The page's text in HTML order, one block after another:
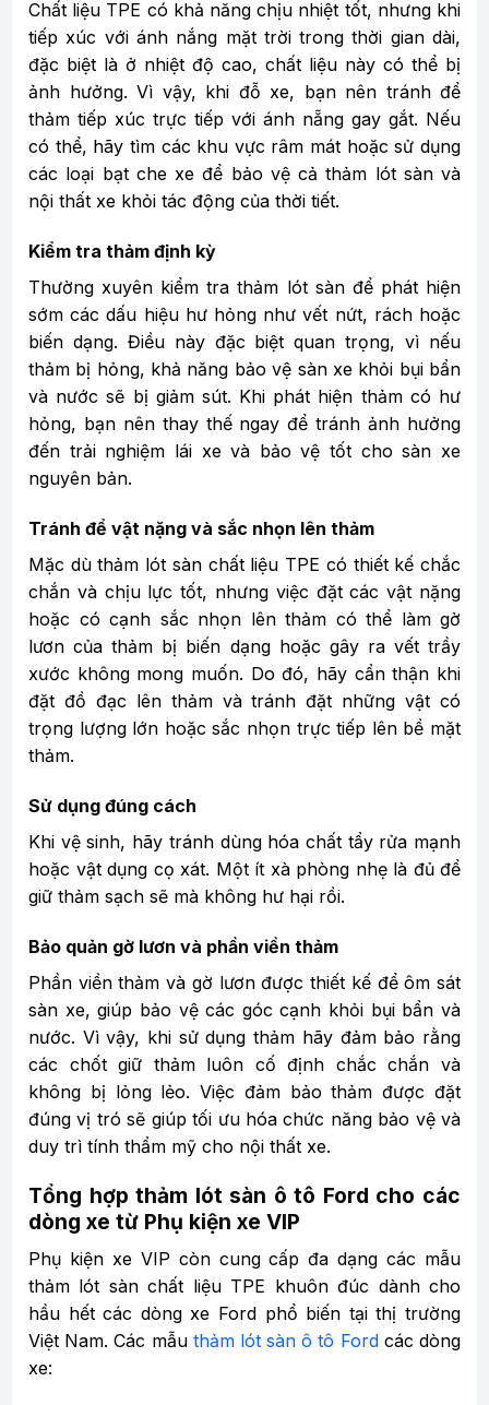
Chất liệu TPE có khả năng chịu nhiệt tốt, nhưng khi
tiếp xúc với ánh nắng mặt trời trong thời gian dài,
đặc biệt là ở nhiệt độ cao, chất liệu này có thể bị
ảnh hưởng. Vì vậy, khi đỗ xe, bạn nên tránh để
thảm tiếp xúc trực tiếp với ánh nẵng gay gắt. Nếu
có thể, hãy tìm các khu vực râm mát hoặc sử dụng
các loại bạt che xe để bảo vệ cả thảm lót sàn và
nội thất xe khỏi tác động của thời tiết.
Kiểm tra thảm định kỳ
Thường xuyên kiểm tra thảm lót sàn để phát hiện
sớm các dấu hiệu hư hỏng như vết nứt, rách hoặc
biến dạng. Điều này đặc biệt quan trọng, vì nếu
thảm bị hỏng, khả năng bảo vệ sàn xe khỏi bụi bẩn
và nước sẽ bị giảm sút. Khi phát hiện thảm có hư
hỏng, bạn nên thay thế ngay để tránh ảnh hưởng
đến trải nghiệm lái xe và bảo vệ tốt cho sàn xe
nguyên bản.
Tránh để vật nặng và sắc nhọn lên thảm
Mặc dù thảm lót sàn chất liệu TPE có thiết kế chắc
chắn và chịu lực tốt, nhưng việc đặt các vật nặng
hoặc có cạnh sắc nhọn lên thảm có thể làm gờ
lươn của thảm bị biến dạng hoặc gây ra vết trầy
xước không mong muốn. Do đó, hãy cẩn thận khi
đặt đồ đạc lên thảm và tránh đặt những vật có
trọng lượng lớn hoặc sắc nhọn trực tiếp lên bề mặt
thảm.
Sử dụng đúng cách
Khi vệ sinh, hãy tránh dùng hóa chất tẩy rửa mạnh
hoặc vật dụng cọ xát. Một ít xà phòng nhẹ là đủ để
giữ thảm sạch sẽ mà không hư hại rồi.
Bảo quản gờ lươn và phần viền thảm
Phần viền thảm và gờ lươn được thiết kế để ôm sát
sàn xe, giúp bảo vệ các góc cạnh khỏi bụi bẩn và
nước. Vì vậy, khi sử dụng thảm hãy đảm bảo rằng
các chốt giữ thảm luôn cố định chắc chắn và
không bị lỏng lẻo. Việc đảm bảo thảm được đặt
đúng vị tró sẽ giúp tối ưu hóa chức năng bảo vệ và
duy trì tính thẩm mỹ cho nội thất xe.
Tổng hợp thảm lót sàn ô tô Ford cho các
dòng xe từ Phụ kiện xe VIP
Phụ kiện xe VIP còn cung cấp đa dạng các mẫu
thảm lót sàn chất liệu TPE khuôn đúc dành cho
hầu hết các dòng xe Ford phổ biến tại thị trường
Việt Nam. Các mẫu thảm lót sàn ô tô Fordcác dòng
xe: